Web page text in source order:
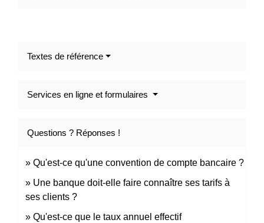
Textes de référence
Services en ligne et formulaires
Questions ? Réponses !
Qu'est-ce qu'une convention de compte bancaire ?
Une banque doit-elle faire connaître ses tarifs à
ses clients ?
Qu'est-ce que le taux annuel effectif